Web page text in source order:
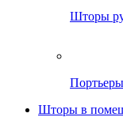
Шторы
Портьеры
Шторы в